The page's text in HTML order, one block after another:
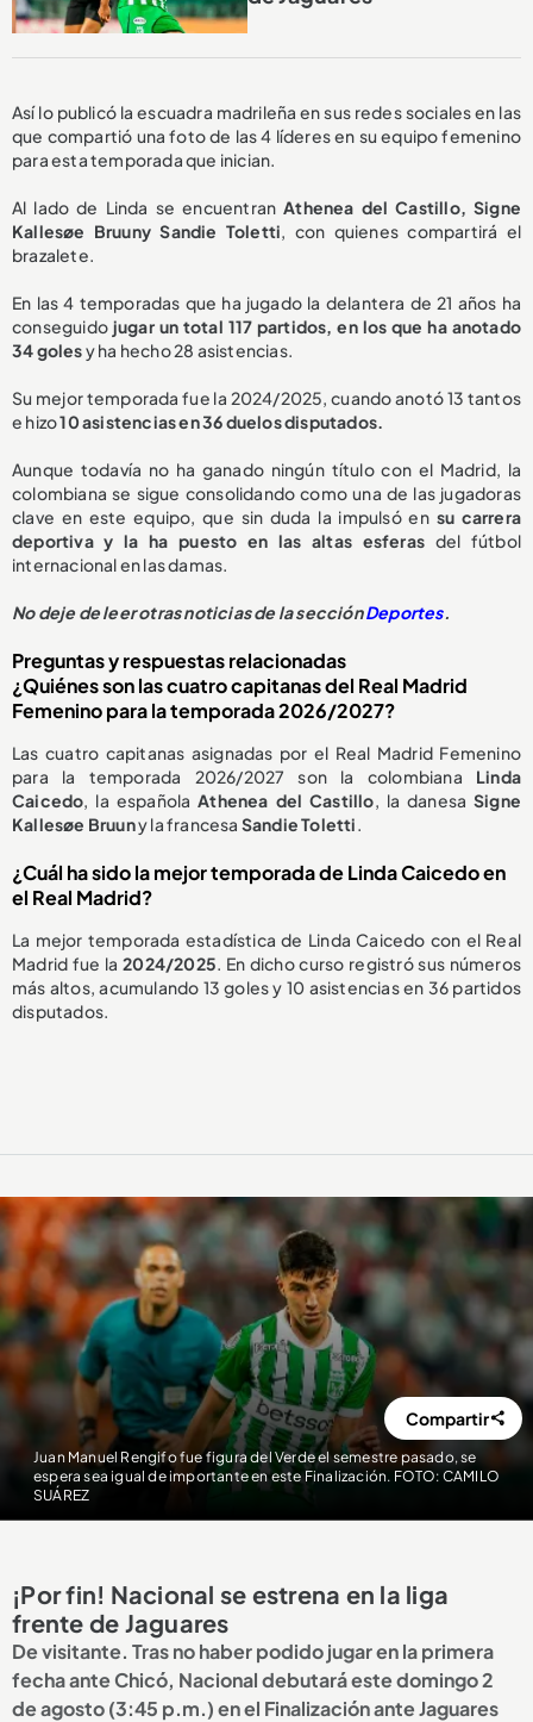
Así lo publicó la escuadra madrileña en sus redes sociales en las
que compartió una foto de las 4 líderes en su equipo femenino
para esta temporada que inician.
Al lado de Linda se encuentranAthenea del Castillo, Signe
Kallesøe Bruuny Sandie Toletti, con quienes compartirá el
brazalete.
En las 4 temporadas que ha jugado la delantera de 21 años ha
conseguido jugar un total 117 partidos, en los que ha anotado
34 golesy ha hecho 28 asistencias.
Su mejor temporada fue la 2024/2025, cuando anotó 13 tantos
e hizo10 asistencias en 36 duelos disputados.
Aunque todavía no ha ganado ningún título con el Madrid, la
colombiana se sigue consolidando como una de las jugadoras
clave en este equipo, que sin duda la impulsó en su carrera
deportiva y la ha puesto en las altas esferas del fútbol
internacional en las damas.
No deje de leer otras noticias de la secciónDeportes.
Preguntas y respuestas relacionadas
¿Quiénes son las cuatro capitanas del Real Madrid
Femenino para la temporada 2026/2027?
Las cuatro capitanas asignadas por el Real Madrid Femenino
para la temporada 2026/2027 son la colombiana Linda
Caicedo, la españolaAthenea del Castillo, la danesa Signe
Kallesøe Bruuny la francesa Sandie Toletti.
¿Cuál ha sido la mejor temporada de Linda Caicedo en
el Real Madrid?
La mejor temporada estadística de Linda Caicedo con el Real
Madrid fue la2024/2025. En dicho curso registró sus números
más altos, acumulando 13 goles y 10 asistencias en 36 partidos
disputados.
Juan Manuel Rengifo fue figura del Verde el semestre pasado, se
espera sea igual de importante en este Finalización. FOTO: CAMILO
SUÁREZ
Compartir
¡Por fin! Nacional se estrena en la liga
frente de Jaguares
De visitante. Tras no haber podido jugar en la primera
fecha ante Chicó, Nacional debutará este domingo 2
de agosto (3:45 p.m.) en el Finalización ante Jaguares